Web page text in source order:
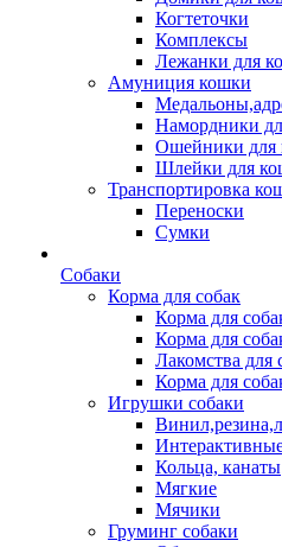
Когтеточки
Комплексы
Лежанки для
Амуниция кошки
Намордники
Ошейники для
Шлейки для
Транспортировка
Переноски
Сумки
Собаки
Корма для собак
Корма для
Корма для
Лакомства для
Корма для
Игрушки собаки
Кольца, канаты
Мягкие
Мячики
Груминг собаки